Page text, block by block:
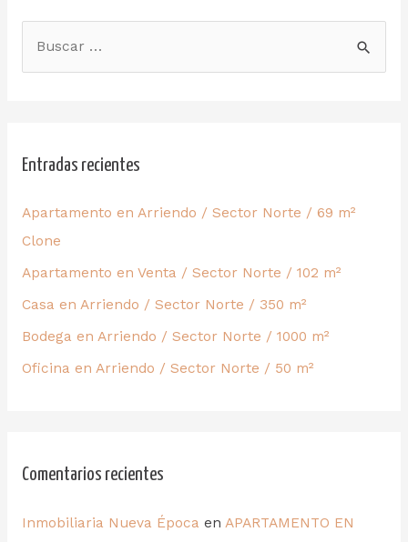
Entradas recientes
Apartamento en Arriendo / Sector Norte / 69 m²
Clone
Apartamento en Venta / Sector Norte / 102 m²
Casa en Arriendo / Sector Norte / 350 m²
Bodega en Arriendo / Sector Norte / 1000 m²
Oficina en Arriendo / Sector Norte / 50 m²
Comentarios recientes
Inmobiliaria Nueva Época en APARTAMENTO EN